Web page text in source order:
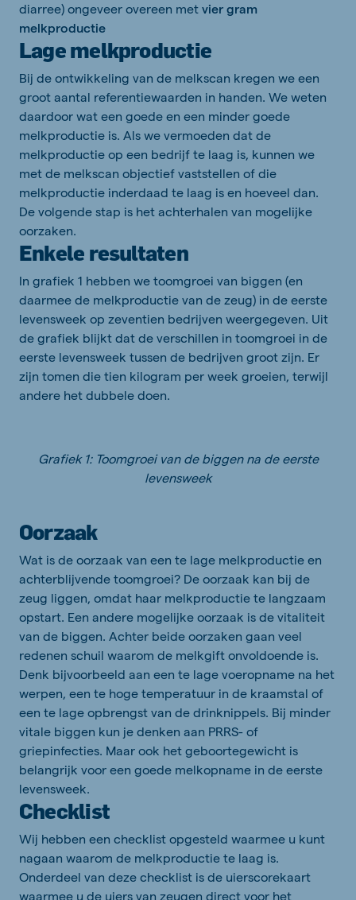
diarree) ongeveer overeen met vier gram
melkproductie
Lage melkproductie
Bij de ontwikkeling van de melkscan kregen we een
groot aantal referentiewaarden in handen. We weten
daardoor wat een goede en een minder goede
melkproductie is. Als we vermoeden dat de
melkproductie op een bedrijf te laag is, kunnen we
met de melkscan objectief vaststellen of die
melkproductie inderdaad te laag is en hoeveel dan.
De volgende stap is het achterhalen van mogelijke
oorzaken.
Enkele resultaten
In grafiek 1 hebben we toomgroei van biggen (en
daarmee de melkproductie van de zeug) in de eerste
levensweek op zeventien bedrijven weergegeven. Uit
de grafiek blijkt dat de verschillen in toomgroei in de
eerste levensweek tussen de bedrijven groot zijn. Er
zijn tomen die tien kilogram per week groeien, terwijl
andere het dubbele doen.
Grafiek 1: Toomgroei van de biggen na de eerste
levensweek
Oorzaak
Wat is de oorzaak van een te lage melkproductie en
achterblijvende toomgroei? De oorzaak kan bij de
zeug liggen, omdat haar melkproductie te langzaam
opstart. Een andere mogelijke oorzaak is de vitaliteit
van de biggen. Achter beide oorzaken gaan veel
redenen schuil waarom de melkgift onvoldoende is.
Denk bijvoorbeeld aan een te lage voeropname na het
werpen, een te hoge temperatuur in de kraamstal of
een te lage opbrengst van de drinknippels. Bij minder
vitale biggen kun je denken aan PRRS- of
griepinfecties. Maar ook het geboortegewicht is
belangrijk voor een goede melkopname in de eerste
levensweek.
Checklist
Wij hebben een checklist opgesteld waarmee u kunt
nagaan waarom de melkproductie te laag is.
Onderdeel van deze checklist is de uierscorekaart
waarmee u de uiers van zeugen direct voor het